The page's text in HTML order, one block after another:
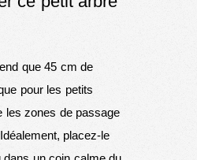
que 45 cm de
pour les petits
les zones de passage
placez-le